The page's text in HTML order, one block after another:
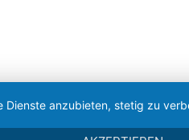
anzubieten, stetig zu